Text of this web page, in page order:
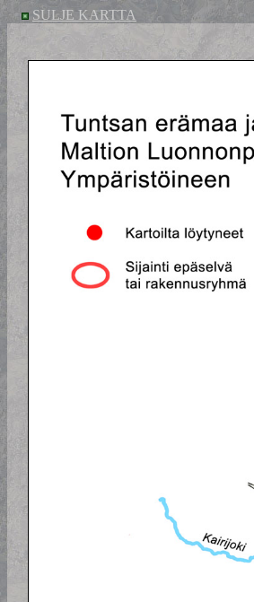
SULJE KARTTA